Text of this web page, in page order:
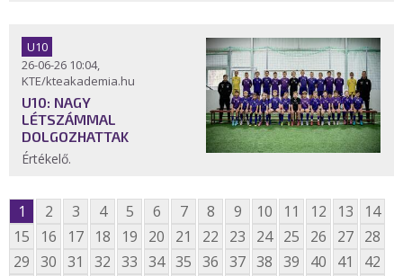
U10
26-06-26 10:04,
KTE/kteakademia.hu
U10: NAGY
LÉTSZÁMMAL
DOLGOZHATTAK
Értékelő.
1 2 3 4 5 6 7 8 9 10 11 12 13
14
15
16 17 18 19 20 21 22 23 24 25 26 27 28
29 30 31 32 33 34 35 36 37 38 39 40 41
42